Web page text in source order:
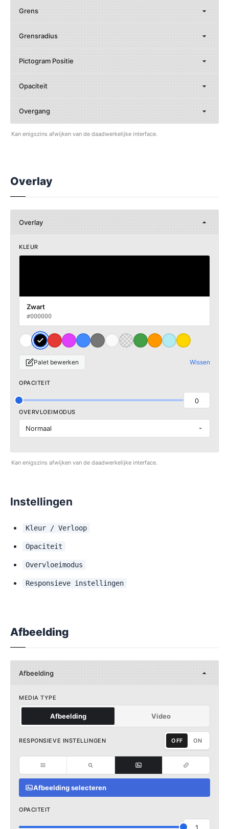
Grens
Grensradius
Pictogram Positie
Opaciteit
Overgang
Kan enigszins afwijken van de daadwerkelijke interface.
Overlay
Overlay
KLEUR
Zwart
#000000
Palet bewerken Wissen
OPACITEIT
0
OVERVLOEIMODUS
Normaal
Kan enigszins afwijken van de daadwerkelijke interface.
Instellingen
Kleur / Verloop
Opaciteit
Overvloeimodus
Responsieve instellingen
Afbeelding
Afbeelding
MEDIA TYPE
Afbeelding Video
RESPONSIEVE INSTELLINGEN OFF ON
Afbeelding selecteren
OPACITEIT